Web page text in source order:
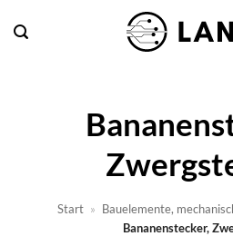
Inhalt
Start » Bauelemente,
Bananenstecker,